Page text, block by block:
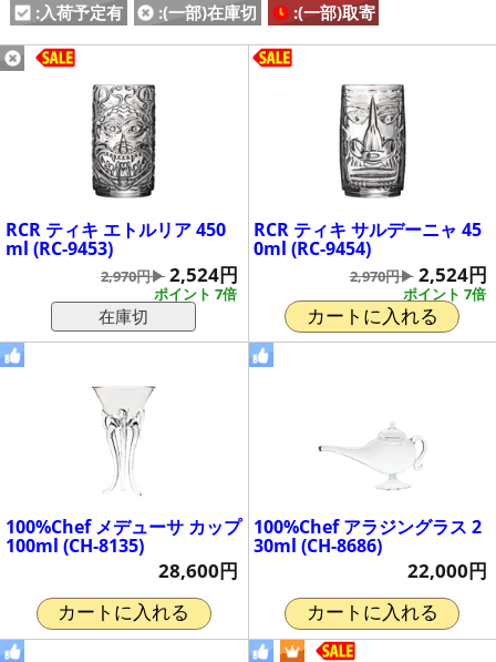
:入荷予定有
:(一部)在庫切 :(一部)取寄
RCR ティキ エトルリア 450
ml (RC-9453)
ポイント 7倍
2,970円▶ 2,524円
在庫切
RCR ティキ サルデーニャ 45
0ml (RC-9454)
ポイント 7倍
2,970円▶ 2,524円
カートに入れる
100%Chef メデューサ カップ
100ml (CH-8135)
28,600円
カートに入れる
100%Chef アラジングラス 2
30ml (CH-8686)
22,000円
カートに入れる